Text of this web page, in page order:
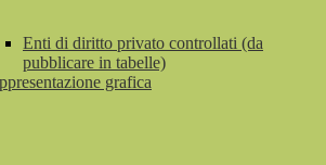
Enti di diritto privato controllati (da
pubblicare in tabelle)
grafica